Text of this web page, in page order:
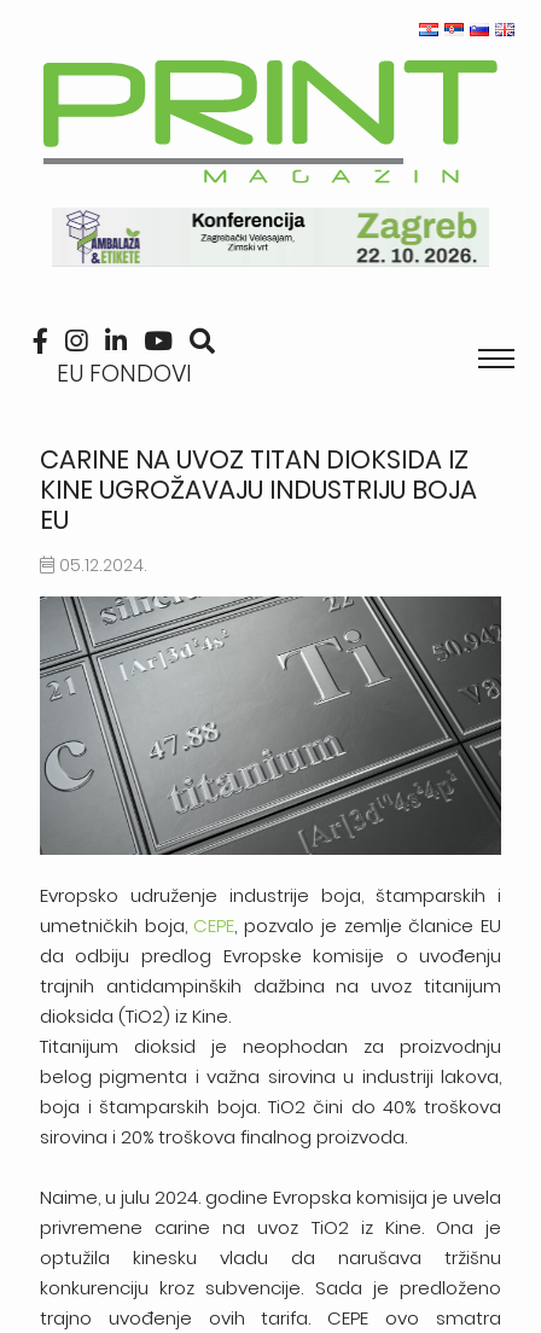
EU FONDOVI
CARINE NA UVOZ TITAN DIOKSIDA IZ
KINE UGROŽAVAJU INDUSTRIJU BOJA
EU
05.12.2024.
Evropsko udruženje industrije boja, štamparskih i
umetničkih boja, CEPE, pozvalo je zemlje članice EU
da odbiju predlog Evropske komisije o uvođenju
trajnih antidampinških dažbina na uvoz titanijum
dioksida (TiO2) iz Kine.
Titanijum dioksid je neophodan za proizvodnju
belog pigmenta i važna sirovina u industriji lakova,
boja i štamparskih boja. TiO2 čini do 40% troškova
sirovina i 20% troškova finalnog proizvoda.
Naime, u julu 2024. godine Evropska komisija je uvela
privremene carine na uvoz TiO2 iz Kine. Ona je
optužila kinesku vladu da narušava tržišnu
konkurenciju kroz subvencije. Sada je predloženo
trajno uvođenje ovih tarifa. CEPE ovo smatra